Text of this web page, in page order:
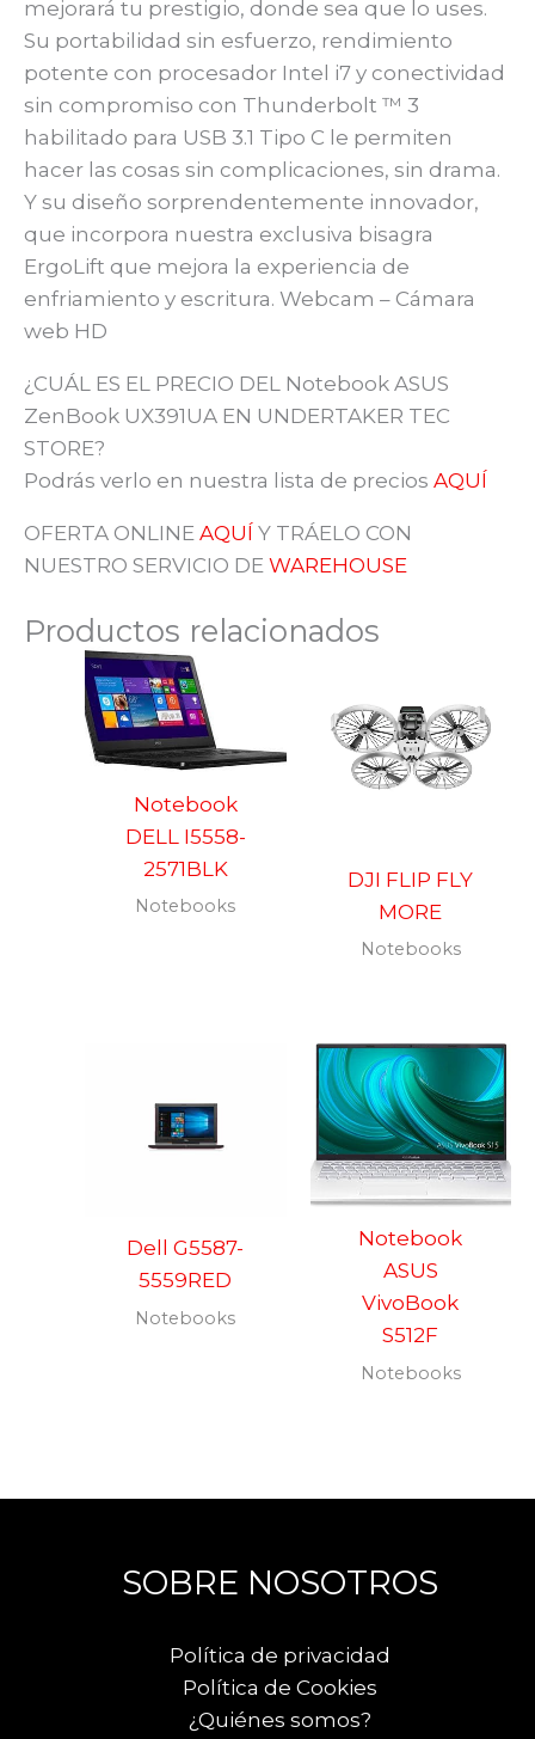
mejorará tu prestigio, donde sea que lo uses.
Su portabilidad sin esfuerzo, rendimiento
potente con procesador Intel i7 y conectividad
sin compromiso con Thunderbolt ™ 3
habilitado para USB 3.1 Tipo C le permiten
hacer las cosas sin complicaciones, sin drama.
Y su diseño sorprendentemente innovador,
que incorpora nuestra exclusiva bisagra
ErgoLift que mejora la experiencia de
enfriamiento y escritura. Webcam – Cámara
web HD
¿CUÁL ES EL PRECIO DEL Notebook ASUS
ZenBook UX391UA EN UNDERTAKER TEC
STORE?
Podrás verlo en nuestra lista de precios AQUÍ
OFERTA ONLINE AQUÍ Y TRÁELO CON
NUESTRO SERVICIO DE WAREHOUSE
Productos relacionados
Notebook
DELL I5558-
2571BLK
Notebooks
DJI FLIP FLY
MORE
Notebooks
Dell G5587-
5559RED
Notebooks
Notebook
ASUS
VivoBook
S512F
Notebooks
SOBRE NOSOTROS
Política de privacidad
Política de Cookies
¿Quiénes somos?